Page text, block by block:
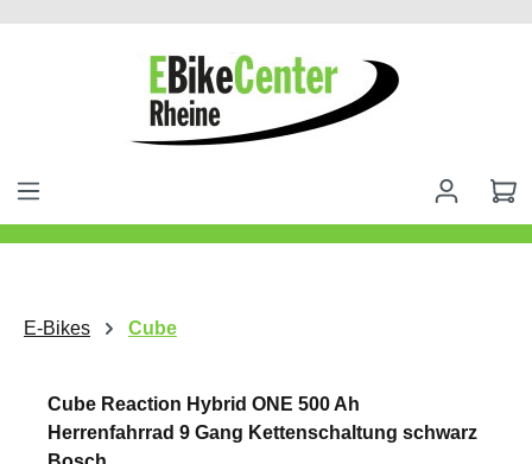
springen
E-Bikes Cube
Cube Reaction Hybrid ONE 500 Ah
Herrenfahrrad 9 Gang Kettenschaltung schwarz